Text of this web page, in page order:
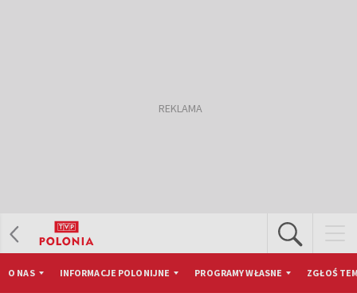
O NAS INFORMACJE POLONIJNE PROGRAMY WŁASNE ZGŁOŚ